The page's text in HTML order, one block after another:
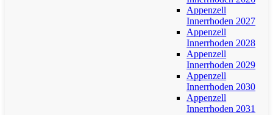
Appenzell
Innerrhoden 2027
Appenzell
Innerrhoden 2028
Appenzell
Innerrhoden 2029
Appenzell
Innerrhoden 2030
Appenzell
Innerrhoden 2031